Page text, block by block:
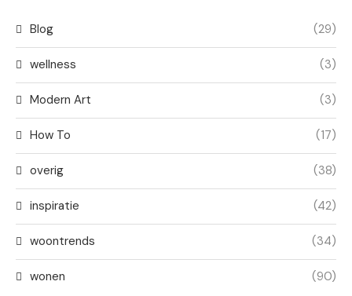
Blog (29)
wellness (3)
Modern Art (3)
How To (17)
overig (38)
inspiratie (42)
woontrends (34)
wonen (90)